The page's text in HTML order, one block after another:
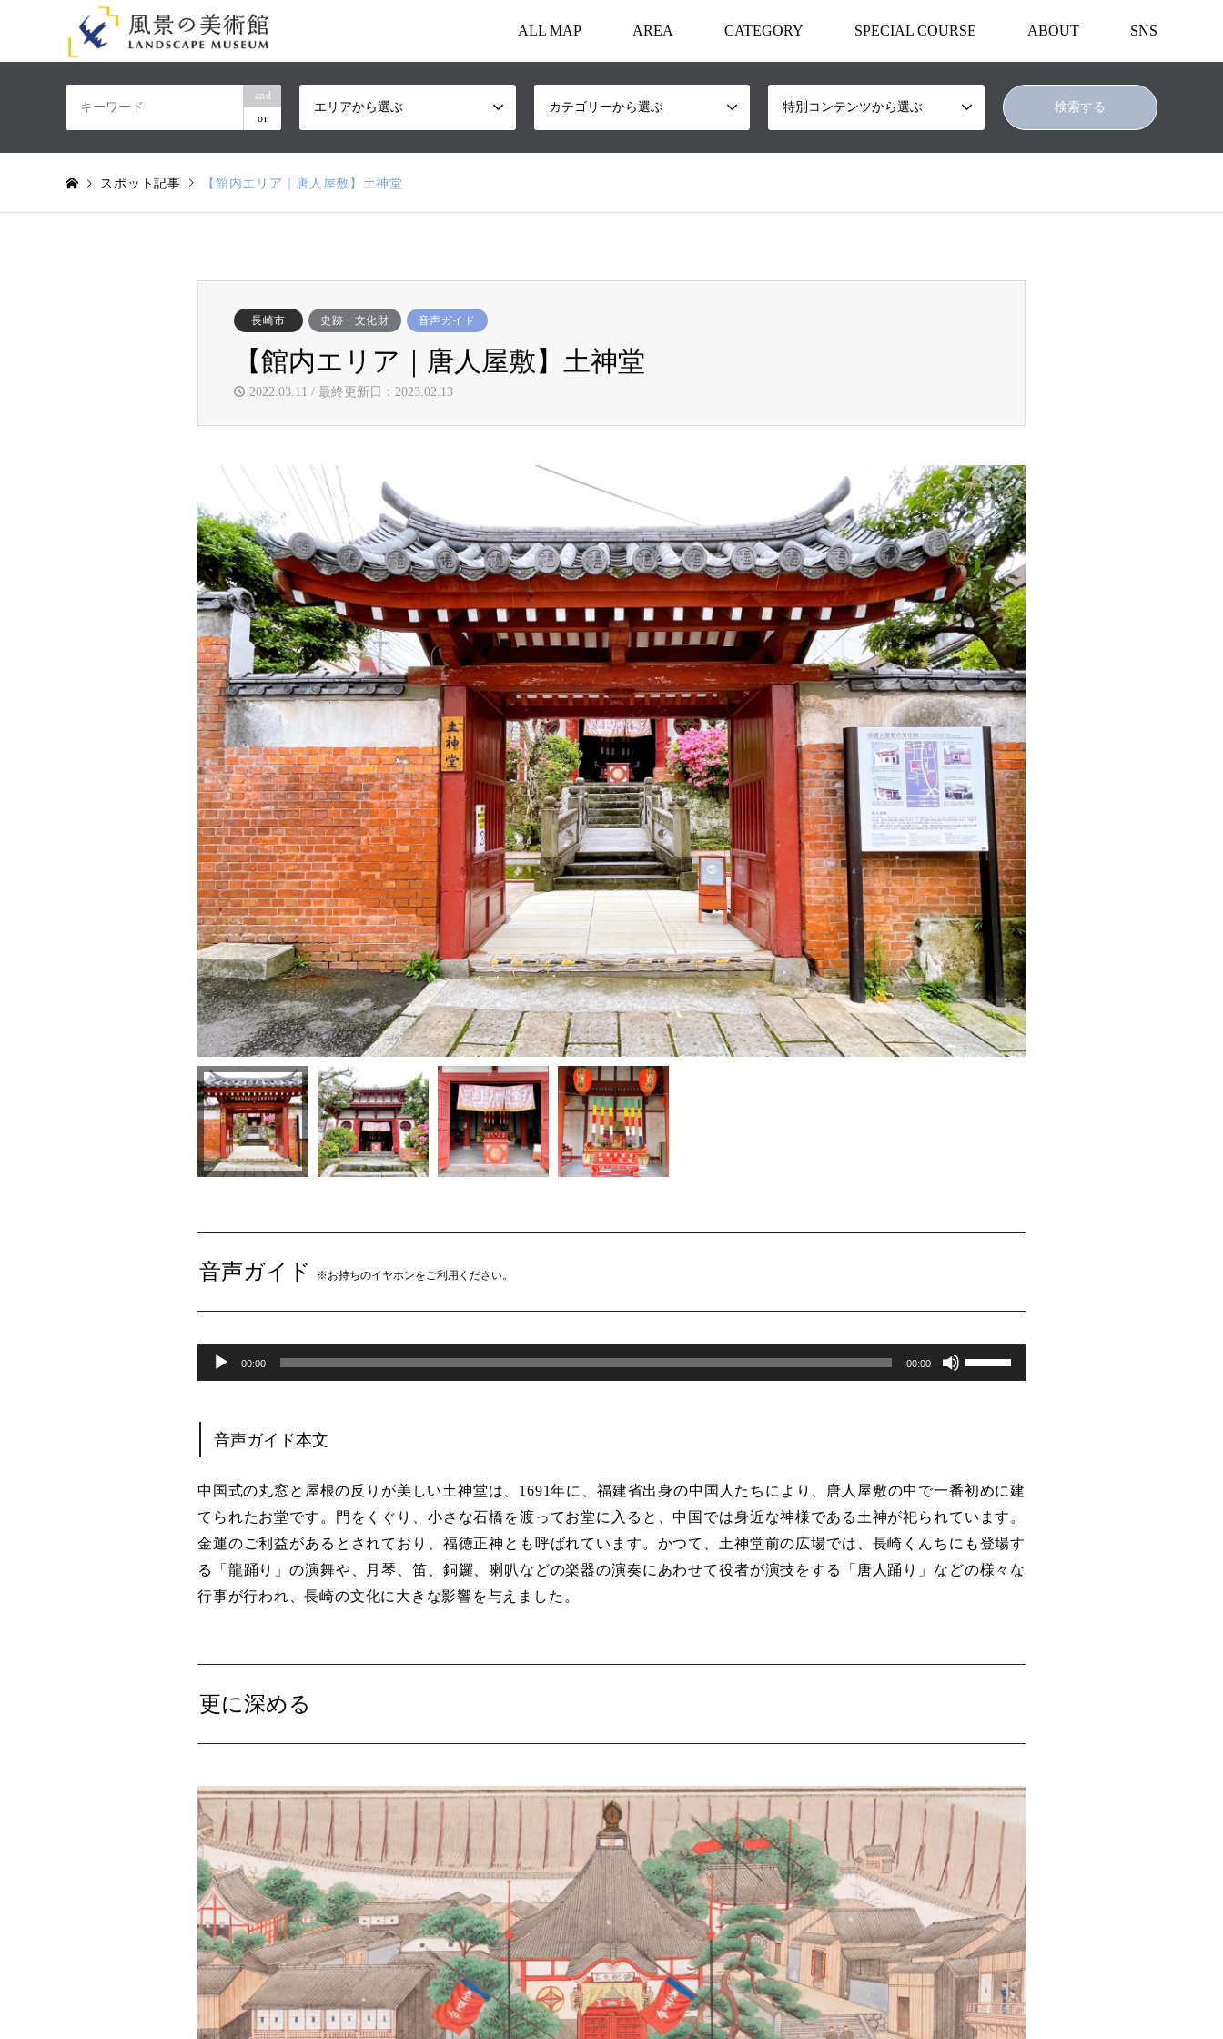
ALL MAP AREA CATEGORY SPECIAL COURSE ABOUT SNS
and
or
エリアから選ぶ カテゴリーから選ぶ 特別コンテンツから選ぶ
スポット記事 【館内エリア｜唐人屋敷】土神堂
長崎市 史跡・文化財 音声ガイド
【館内エリア｜唐人屋敷】土神堂
2022.03.11 / 最終更新日：2023.02.13
音声ガイド ※お持ちのイヤホンをご利用ください。
ー
ヤ
ー
00:00 00:00 ボ
ム
節
矢
キ
ー
を
使
っ
て
く
音声ガイド本文
中国式の丸窓と屋根の反りが美しい土神堂は、1691年に、福建省出身の中国人たちにより、唐人屋敷の中で一番初めに建
てられたお堂です。門をくぐり、小さな石橋を渡ってお堂に入ると、中国では身近な神様である土神が祀られています。
金運のご利益があるとされており、福徳正神とも呼ばれています。かつて、土神堂前の広場では、長崎くんちにも登場す
る「龍踊り」の演舞や、月琴、笛、銅鑼、喇叭などの楽器の演奏にあわせて役者が演技をする「唐人踊り」などの様々な
行事が行われ、長崎の文化に大きな影響を与えました。
更に深める